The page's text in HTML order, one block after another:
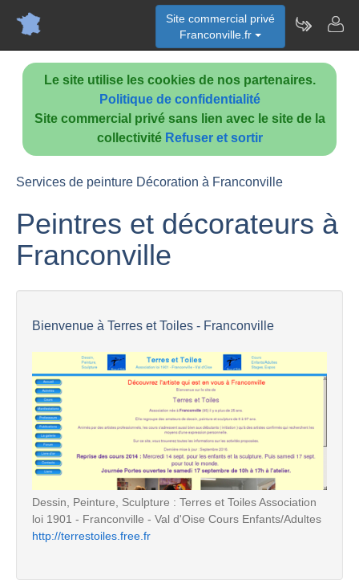
Le site utilise les cookies de nos partenaires.
Politique de confidentialité
Site commercial privé sans lien avec le site de la
collectivité Refuser et sortir
Site commercial privé
Franconville.fr
Services de peinture Décoration à Franconville
Peintres et décorateurs à
Franconville
Bienvenue à Terres et Toiles - Franconville
Dessin, Peinture, Sculpture : Terres et Toiles Association
loi 1901 - Franconville - Val d'Oise Cours Enfants/Adultes
http://terrestoiles.free.fr